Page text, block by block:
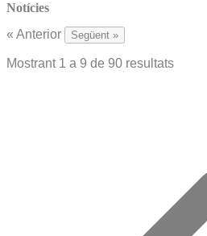
Notícies
« Anterior
Següent »
Mostrant 1 a 9 de 90 resultats